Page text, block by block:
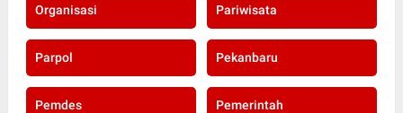
Organisasi Pariwisata
Parpol Pekanbaru
Pemdes Pemerintah